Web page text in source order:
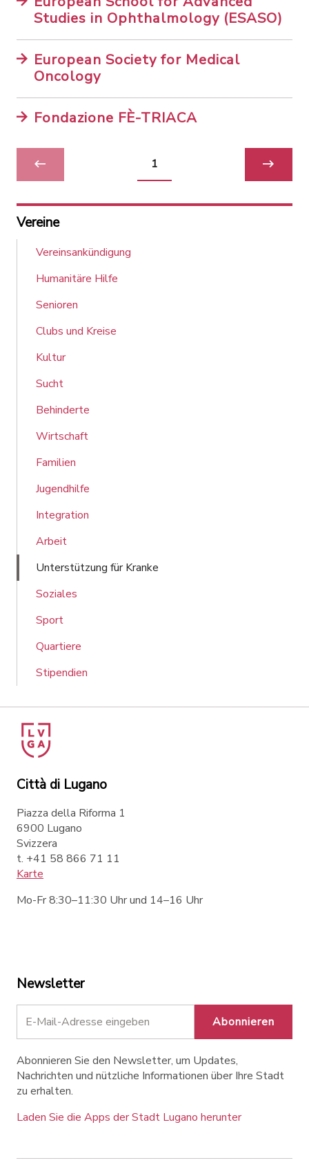
Studies in Ophthalmology (ESASO)
European Society for Medical
Oncology
Fondazione FÈ-TRIACA
1
Vereine
Vereinsankündigung
Humanitäre Hilfe
Senioren
Clubs und Kreise
Kultur
Sucht
Behinderte
Wirtschaft
Familien
Jugendhilfe
Integration
Arbeit
Unterstützung für Kranke
Soziales
Sport
Quartiere
Stipendien
Città di Lugano
Piazza della Riforma 1
6900 Lugano
Svizzera
t. +41 58 866 71 11
Karte
Mo-Fr 8:30–11:30 Uhr und 14–16 Uhr
Newsletter
Abonnieren
Abonnieren Sie den Newsletter, um Updates,
Nachrichten und nützliche Informationen über Ihre Stadt
zu erhalten.
Laden Sie die Apps der Stadt Lugano herunter